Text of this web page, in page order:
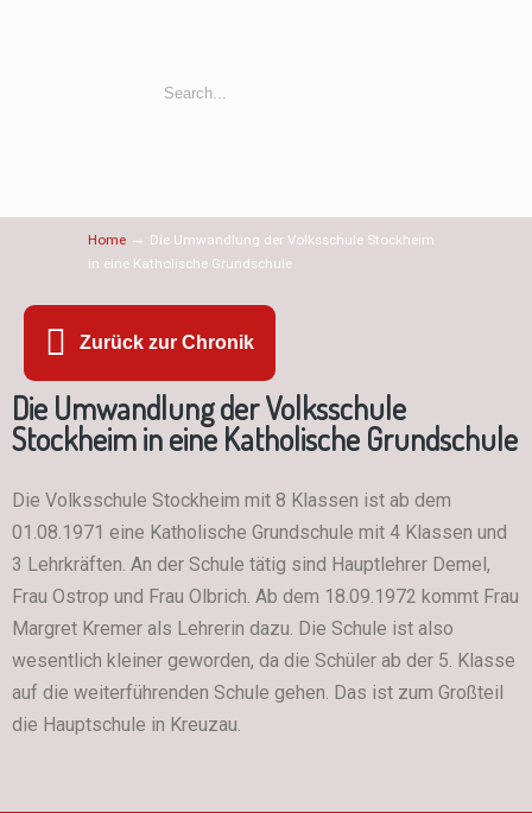
Home → Die Umwandlung der Volksschule Stockheim
in eine Katholische Grundschule
Zurück zur Chronik
Die Umwandlung der Volksschule
Stockheim in eine Katholische Grundschule
Die Volksschule Stockheim mit 8 Klassen ist ab dem
01.08.1971 eine Katholische Grundschule mit 4 Klassen und
3 Lehrkräften. An der Schule tätig sind Hauptlehrer Demel,
Frau Ostrop und Frau Olbrich. Ab dem 18.09.1972 kommt Frau
Margret Kremer als Lehrerin dazu. Die Schule ist also
wesentlich kleiner geworden, da die Schüler ab der 5. Klasse
auf die weiterführenden Schule gehen. Das ist zum Großteil
die Hauptschule in Kreuzau.